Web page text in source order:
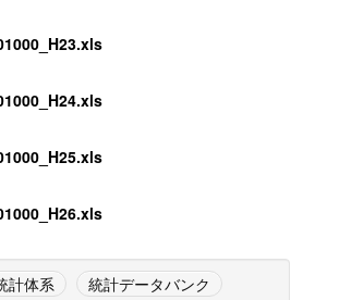
計体系 統計データバンク